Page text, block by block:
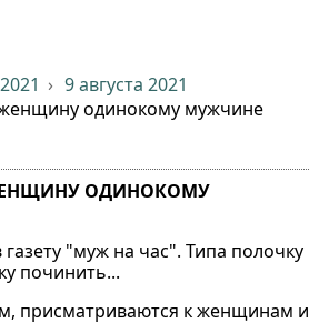
9 августа 2021
одинокому мужчине
ОДИНОКОМУ
"муж на час". Типа полочку
починить...
присматриваются к женщинам и